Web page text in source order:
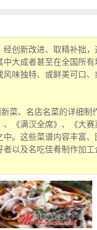
经创新改进、取精补拙
大成者甚至在全国所
味独特、或鲜美可口
菜、名店名菜的详细
《满汉全席》、《大
。这些菜谱内容丰富
以及名吃佳肴制作加